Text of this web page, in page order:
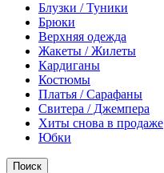
Блузки / Туники
Брюки
Верхняя одежда
Жакеты / Жилеты
Кардиганы
Костюмы
Платья / Сарафаны
Свитера / Джемпера
Хиты снова в продаже
Юбки
Поиск